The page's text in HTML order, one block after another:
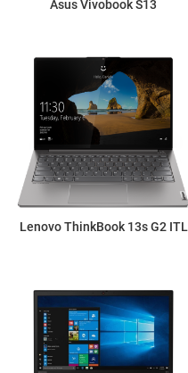
Asus Vivobook S13
Lenovo ThinkBook 13s G2 ITL